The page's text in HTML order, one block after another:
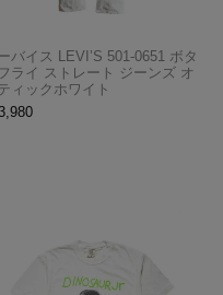
バイス LEVI’S 501-0651 ボタ
ライ ストレート ジーンズ オ
ィックホワイト